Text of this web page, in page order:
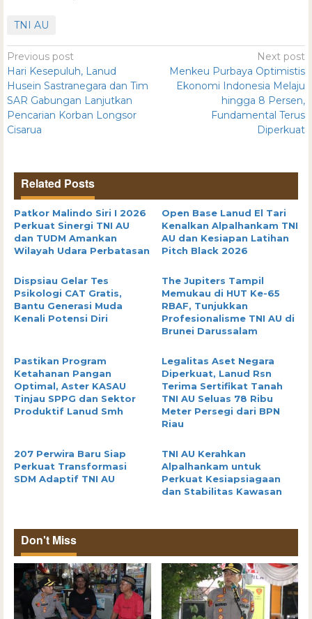
TNI AU
Previous post
Hari Kesepuluh, Lanud
Husein Sastranegara dan Tim
SAR Gabungan Lanjutkan
Pencarian Korban Longsor
Cisarua
Next post
Menkeu Purbaya Optimistis
Ekonomi Indonesia Melaju
hingga 8 Persen,
Fundamental Terus
Diperkuat
Related Posts
Patkor Malindo Siri I 2026
Perkuat Sinergi TNI AU
dan TUDM Amankan
Wilayah Udara Perbatasan
Open Base Lanud El Tari
Kenalkan Alpalhankam TNI
AU dan Kesiapan Latihan
Pitch Black 2026
Dispsiau Gelar Tes
Psikologi CAT Gratis,
Bantu Generasi Muda
Kenali Potensi Diri
The Jupiters Tampil
Memukau di HUT Ke-65
RBAF, Tunjukkan
Profesionalisme TNI AU di
Brunei Darussalam
Pastikan Program
Ketahanan Pangan
Optimal, Aster KASAU
Tinjau SPPG dan Sektor
Produktif Lanud Smh
Legalitas Aset Negara
Diperkuat, Lanud Rsn
Terima Sertifikat Tanah
TNI AU Seluas 78 Ribu
Meter Persegi dari BPN
Riau
207 Perwira Baru Siap
Perkuat Transformasi
SDM Adaptif TNI AU
TNI AU Kerahkan
Alpalhankam untuk
Perkuat Kesiapsiagaan
dan Stabilitas Kawasan
Don't Miss